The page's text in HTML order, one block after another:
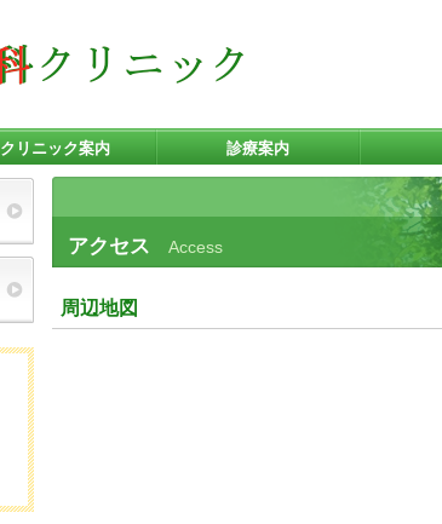
アクセス Access
周辺地図
クリニック案内 診療案内